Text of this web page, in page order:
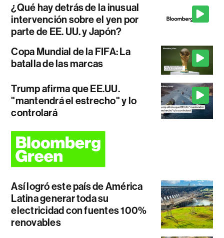
¿Qué hay detrás de la inusual
intervención sobre el yen por
parte de EE. UU. y Japón?
Copa Mundial de la FIFA: La
batalla de las marcas
Trump afirma que EE.UU.
"mantendrá el estrecho" y lo
controlará
Así logró este país de América
Latina generar toda su
electricidad con fuentes 100%
renovables